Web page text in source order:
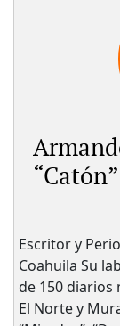
“Catón”
Escritor y
Coahuila Su
de 150 diarios
El Norte y